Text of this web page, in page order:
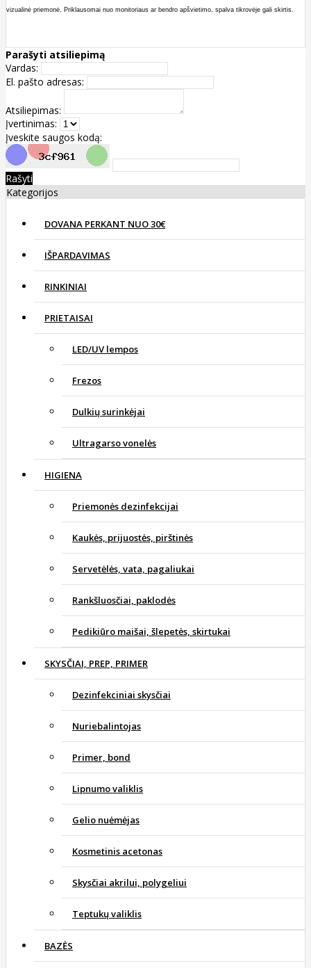
vizualinė priemonė. Priklausomai nuo monitoriaus ar bendro apšvietimo, spalva tikrovėje gali skirtis.
Parašyti atsiliepimą
Vardas:
El. pašto adresas:
Atsiliepimas:
Įvertinimas:
Įveskite saugos kodą:
Rašyti
Kategorijos
DOVANA PERKANT NUO 30€
IŠPARDAVIMAS
RINKINIAI
PRIETAISAI
LED/UV lempos
Frezos
Dulkių surinkėjai
Ultragarso vonelės
HIGIENA
Priemonės dezinfekcijai
Kaukės, prijuostės, pirštinės
Servetėlės, vata, pagaliukai
Rankšluosčiai, paklodės
Pedikiūro maišai, šlepetės, skirtukai
SKYSČIAI, PREP, PRIMER
Dezinfekciniai skysčiai
Nuriebalintojas
Primer, bond
Lipnumo valiklis
Gelio nuėmėjas
Kosmetinis acetonas
Skysčiai akrilui, polygeliui
Teptukų valiklis
BAZĖS